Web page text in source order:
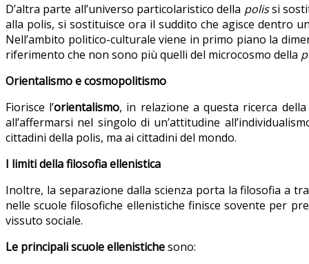
D’altra parte all’universo particolaristico della polissi
alla polis, si sostituisce ora il suddito che agisce dentro
Nell’ambito politico-culturale viene in primo piano la
riferimento che non sono più quelli del microcosmo della
Orientalismo e cosmopolitismo
Fiorisce l’orientalismo, in relazione a questa ricerca
all’affermarsi nel singolo di un’attitudine
cittadini della polis, ma ai cittadini del mondo.
I limiti della filosofia ellenistica
Inoltre, la separazione dalla scienza porta la filosofia a
nelle scuole filosofiche ellenistiche finisce sovente per
vissuto sociale.
Le principali scuole ellenistichesono: